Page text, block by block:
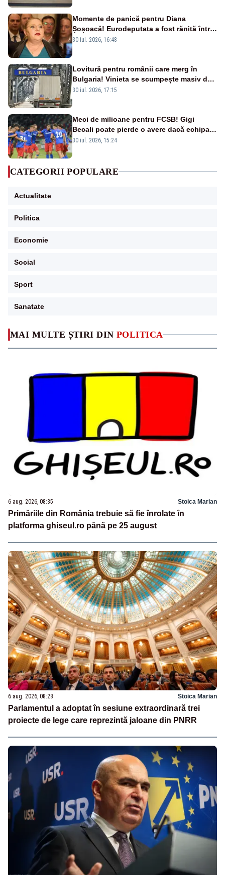
MAI MULTE ȘTIRI DIN POLITICA
6 aug. 2026, 08:35 Stoica Marian
Primăriile din România trebuie să fie înrolate în
platforma ghiseul.ro până pe 25 august
6 aug. 2026, 08:28 Stoica Marian
Parlamentul a adoptat în sesiune extraordinară trei
proiecte de lege care reprezintă jaloane din PNRR
Momente de panică pentru Diana
Șoșoacă! Eurodeputata a fost rănită într-
un accident rutier
30 iul. 2026, 16:48
Lovitură pentru românii care merg în
Bulgaria! Vinieta se scumpește masiv de
la 1 august
30 iul. 2026, 17:15
Meci de milioane pentru FCSB! Gigi
Becali poate pierde o avere dacă echipa
este eliminată de FK Auda
30 iul. 2026, 15:24
CATEGORII POPULARE
Actualitate
Politica
Economie
Social
Sport
Sanatate